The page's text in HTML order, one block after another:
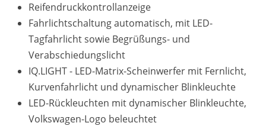
Reifendruckkontrollanzeige
Fahrlichtschaltung automatisch, mit LED-
Tagfahrlicht sowie Begrüßungs- und
Verabschiedungslicht
IQ.LIGHT - LED-Matrix-Scheinwerfer mit Fernlicht,
Kurvenfahrlicht und dynamischer Blinkleuchte
LED-Rückleuchten mit dynamischer Blinkleuchte,
Volkswagen-Logo beleuchtet